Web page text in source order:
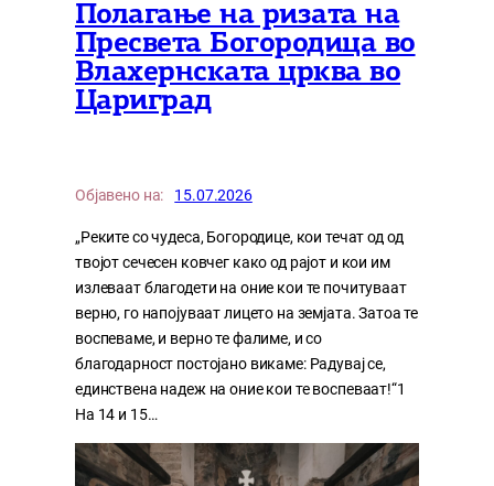
Полагање на ризата на
Пресвета Богородица во
Влахернската црква во
Цариград
Објавено на: 15.07.2026
„Реките со чудеса, Богородице, кои течат од од
твојот сечесен ковчег како од рајот и кои им
излеваат благодети на оние кои те почитуваат
верно, го напојуваат лицето на земјата. Затоа те
воспеваме, и верно те фалиме, и со
благодарност постојано викаме: Радувај се,
единствена надеж на оние кои те воспеваат!“1
На 14 и 15…